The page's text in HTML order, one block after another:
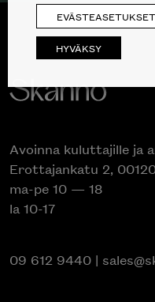
Avoinna kuluttajille ja
Erottajankatu 2,
ma-pe 10 — 18
la 10-17
09 612 9440 |
EVÄSTEASETUKSET
HYVÄKSY